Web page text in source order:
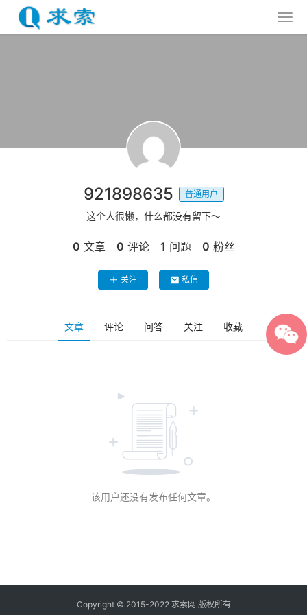
921898635 普通用户
这个人很懒，什么都没有留下～
0 文章 0 评论 1 问题 0 粉丝
关注 私信
文章 评论 问答 关注 收藏
该用户还没有发布任何文章。
Copyright © 2015-2022 求索网 版权所有